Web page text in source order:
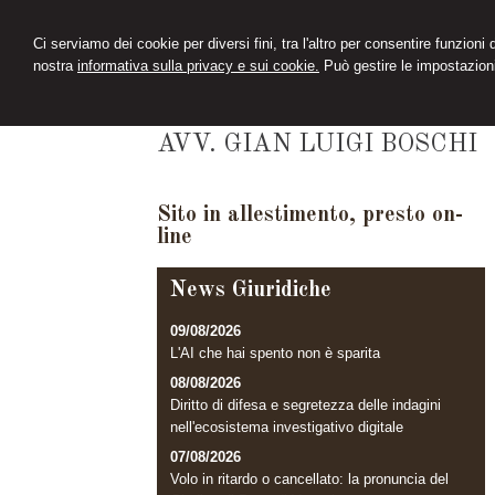
Ci serviamo dei cookie per diversi fini, tra l'altro per consentire
nostra informativa sulla privacy e sui cookie. Può gestire le
AVV. GIAN LUIGI BOSCHI
Sito in allestimento, presto on-
line
News Giuridiche
09/08/2026
L'AI che hai spento non è sparita
08/08/2026
Diritto di difesa e segretezza delle indagini
nell'ecosistema investigativo digitale
07/08/2026
Volo in ritardo o cancellato: la pronuncia del